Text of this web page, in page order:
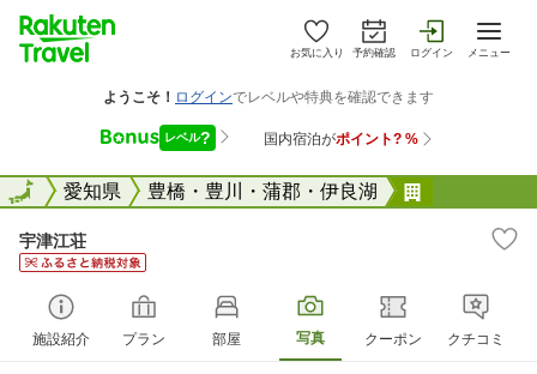
お気に入り 予約確認 ログイン メニュー
全国愛知県 豊橋・豊川・蒲郡・伊良湖
全国
宇津江荘
施設紹介 プラン 部屋 写真 クーポン クチコミ